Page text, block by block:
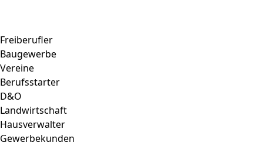
Freiberufler
Baugewerbe
Vereine
Berufsstarter
D&O
Landwirtschaft
Hausverwalter
Gewerbekunden